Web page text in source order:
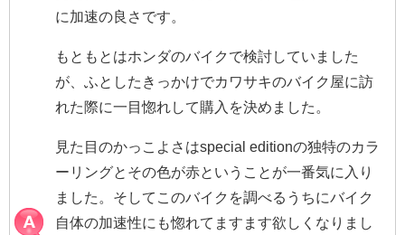
に加速の良さです。
もともとはホンダのバイクで検討していました
が、ふとしたきっかけでカワサキのバイク屋に訪
れた際に一目惚れして購入を決めました。
見た目のかっこよさはspecial editionの独特のカラ
ーリングとその色が赤ということが一番気に入り
ました。そしてこのバイクを調べるうちにバイク
自体の加速性にも惚れてますます欲しくなりまし